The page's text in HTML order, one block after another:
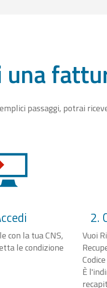
una
passaggi, potrai
con la tua CNS,
le condizione
2.
Vuoi
È